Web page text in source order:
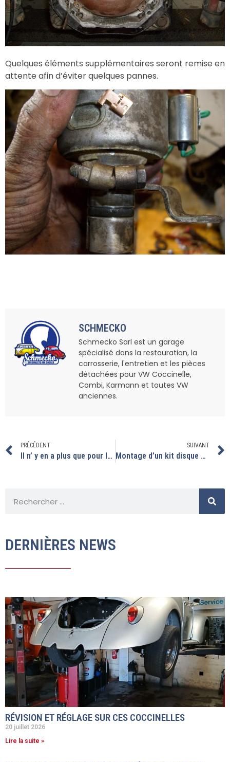
Quelques éléments supplémentaires seront remise en
attente afin d’éviter quelques pannes.
SCHMECKO
Schmecko Sarl est un garage
spécialisé dans la restauration, la
carrosserie, l'entretien et les pièces
détachées pour VW Coccinelle,
Combi, Karmann et toutes VW
anciennes.
PRÉCÉDENT
Il n’ y en a plus que pour le jaune
SUIVANT
Montage d’un kit disque 5*205 de chez VA
DERNIÈRES NEWS
RÉVISION ET RÉGLAGE SUR CES COCCINELLES
20 juillet 2026
Lire la suite »